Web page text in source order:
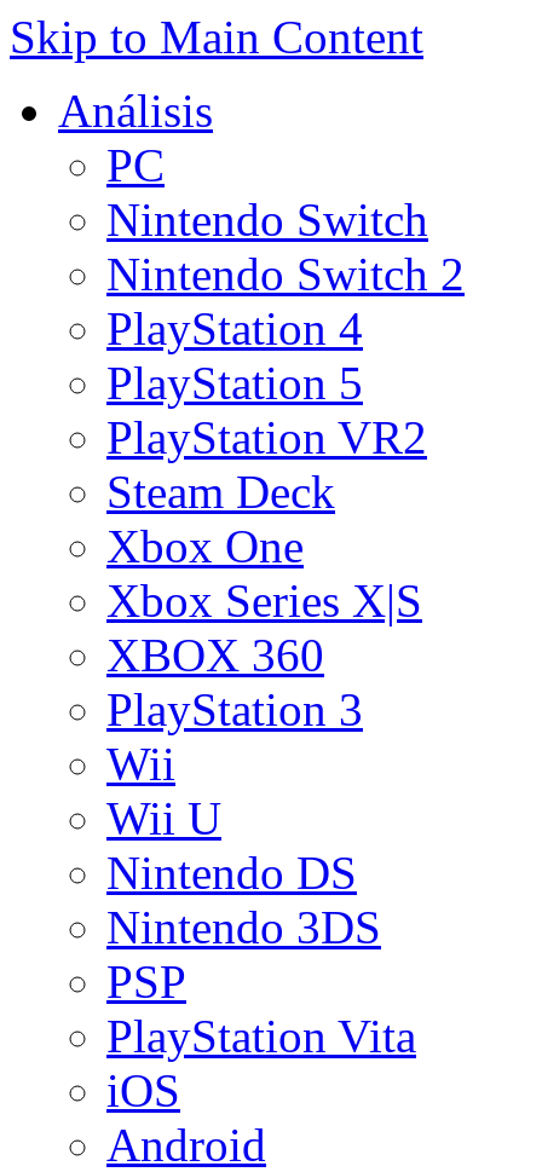
Skip to Main Content
Análisis
PC
Nintendo Switch
Nintendo Switch 2
PlayStation 4
PlayStation 5
PlayStation VR2
Steam Deck
Xbox One
Xbox Series X|S
XBOX 360
PlayStation 3
Wii
Wii U
Nintendo DS
Nintendo 3DS
PSP
PlayStation Vita
iOS
Android